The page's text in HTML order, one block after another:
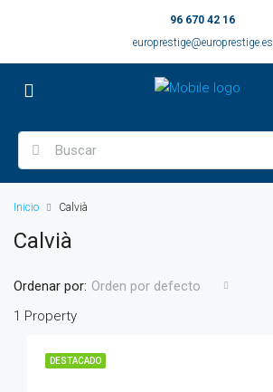
96 670 42 16
europrestige@europrestige.es
Inicio Calvià
Calvià
1 Property
Ordenar por: Orden por defecto
DESTACADO